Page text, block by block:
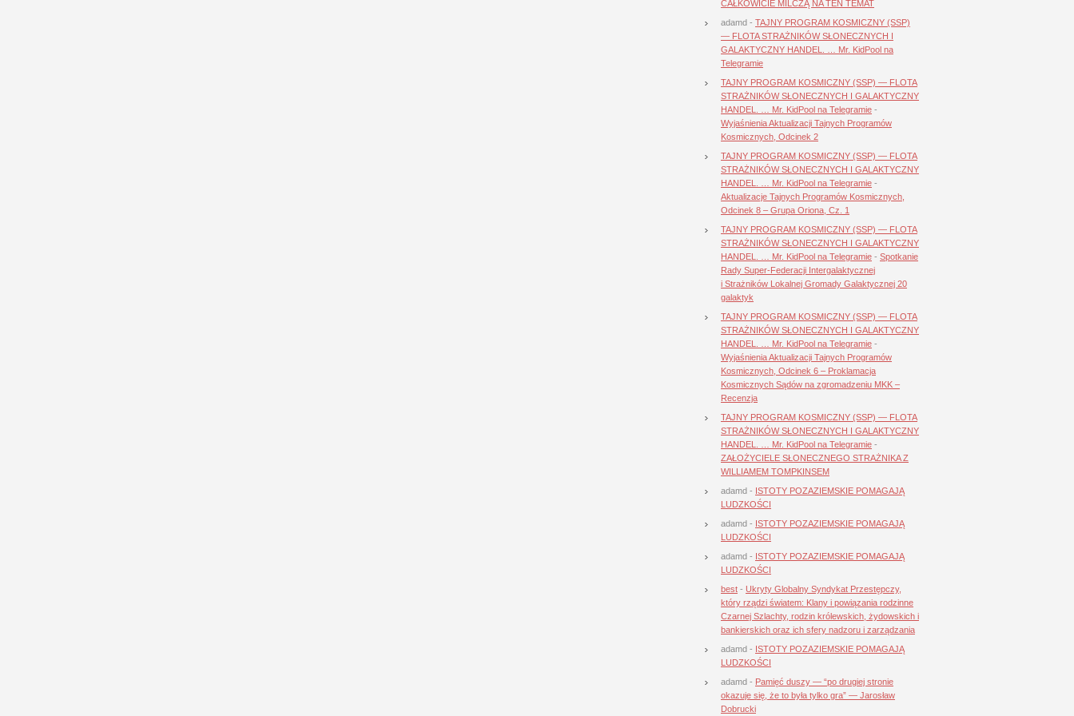
CAŁKOWICIE MILCZĄ NA TEN TEMAT
adamd - TAJNY PROGRAM KOSMICZNY (SSP)
— FLOTA STRAŻNIKÓW SŁONECZNYCH I
GALAKTYCZNY HANDEL. … Mr. KidPool na
Telegramie
TAJNY PROGRAM KOSMICZNY (SSP) — FLOTA
STRAŻNIKÓW SŁONECZNYCH I GALAKTYCZNY
HANDEL. … Mr. KidPool na Telegramie -
Wyjaśnienia Aktualizacji Tajnych Programów
Kosmicznych, Odcinek 2
TAJNY PROGRAM KOSMICZNY (SSP) — FLOTA
STRAŻNIKÓW SŁONECZNYCH I GALAKTYCZNY
HANDEL. … Mr. KidPool na Telegramie -
Aktualizacje Tajnych Programów Kosmicznych,
Odcinek 8 – Grupa Oriona, Cz. 1
TAJNY PROGRAM KOSMICZNY (SSP) — FLOTA
STRAŻNIKÓW SŁONECZNYCH I GALAKTYCZNY
HANDEL. … Mr. KidPool na Telegramie - Spotkanie
Rady Super-Federacji Intergalaktycznej
i Strażników Lokalnej Gromady Galaktycznej 20
galaktyk
TAJNY PROGRAM KOSMICZNY (SSP) — FLOTA
STRAŻNIKÓW SŁONECZNYCH I GALAKTYCZNY
HANDEL. … Mr. KidPool na Telegramie -
Wyjaśnienia Aktualizacji Tajnych Programów
Kosmicznych, Odcinek 6 – Proklamacja
Kosmicznych Sądów na zgromadzeniu MKK –
Recenzja
TAJNY PROGRAM KOSMICZNY (SSP) — FLOTA
STRAŻNIKÓW SŁONECZNYCH I GALAKTYCZNY
HANDEL. … Mr. KidPool na Telegramie -
ZAŁOŻYCIELE SŁONECZNEGO STRAŻNIKA Z
WILLIAMEM TOMPKINSEM
adamd - ISTOTY POZAZIEMSKIE POMAGAJĄ
LUDZKOŚCI
adamd - ISTOTY POZAZIEMSKIE POMAGAJĄ
LUDZKOŚCI
adamd - ISTOTY POZAZIEMSKIE POMAGAJĄ
LUDZKOŚCI
best - Ukryty Globalny Syndykat Przestępczy,
który rządzi światem: Klany i powiązania rodzinne
Czarnej Szlachty, rodzin królewskich, żydowskich i
bankierskich oraz ich sfery nadzoru i zarządzania
adamd - ISTOTY POZAZIEMSKIE POMAGAJĄ
LUDZKOŚCI
adamd - Pamięć duszy — “po drugiej stronie
okazuje się, że to była tylko gra” — Jarosław
Dobrucki